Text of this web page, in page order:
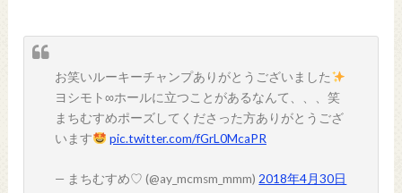
お笑いルーキーチャンプありがとうございました
ヨシモト∞ホールに立つことがあるなんて、、、笑
まちむすめポーズしてくださった方ありがとうござ
います
pic.twitter.com/fGrL0McaPR
— まちむすめ♡ (@ay_mcmsm_mmm) 2018年4月30日